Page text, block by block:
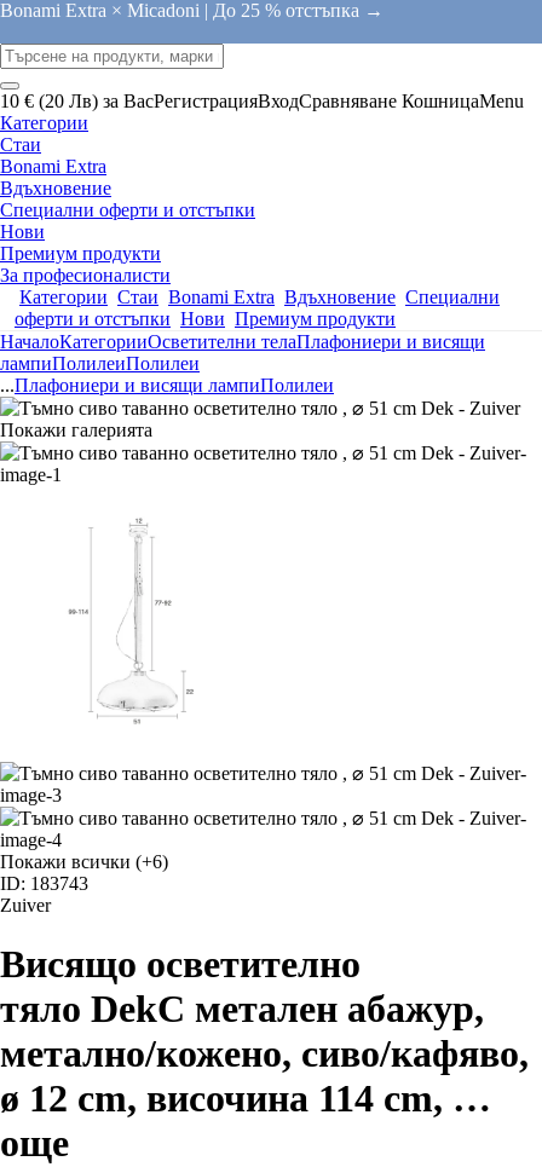
Bonami Extra × Micadoni | До 25 % отстъпка →
10 € (20 Лв) за ВасРегистрацияВходСравняване КошницаMenu
Категории
Стаи
Bonami Extra
Вдъхновение
Специални оферти и отстъпки
Нови
Премиум продукти
За професионалисти
Категории Стаи Bonami Extra Вдъхновение Специални
оферти и отстъпки Нови Премиум продукти
НачалоКатегорииОсветителни телаПлафониери и висящи
лампиПолилеиПолилеи
...Плафониери и висящи лампиПолилеи
Покажи галерията
Покажи всички (+6)
ID: 183743
Zuiver
Висящо осветително
тяло DekС метален абажур,
метално/кожено, сиво/кафяво,
ø 12 cm, височина 114 cm, …
още